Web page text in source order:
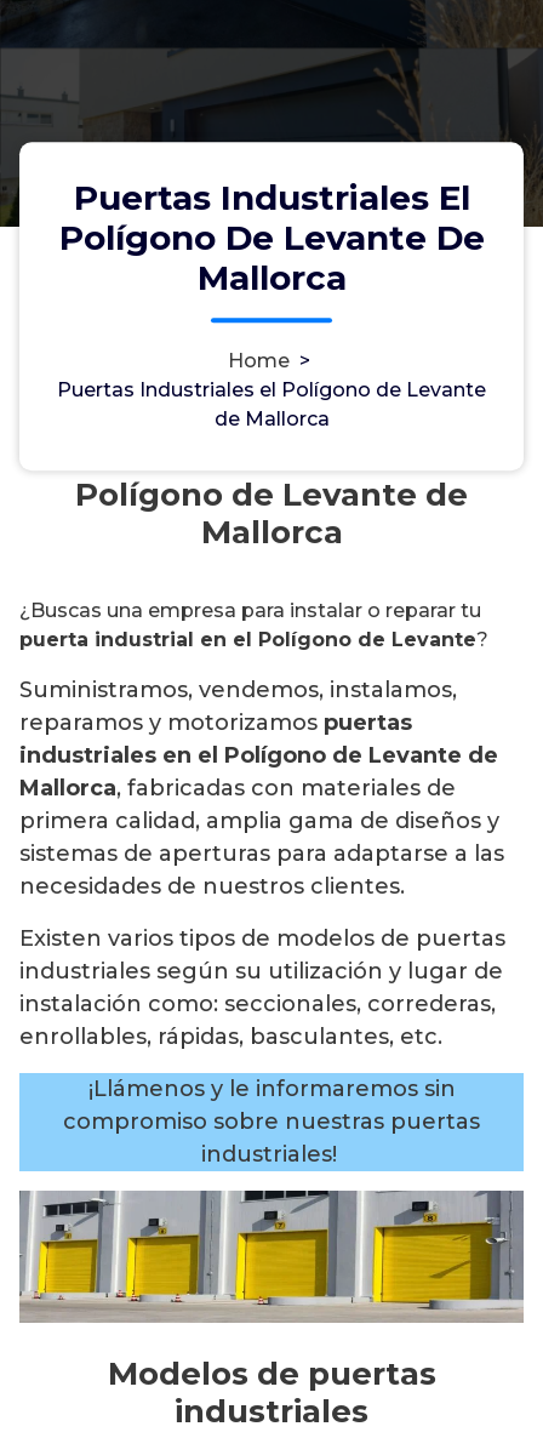
Puertas Industriales El
Polígono De Levante De
Mallorca
Home >
Puertas Industriales el Polígono de Levante
de Mallorca
Polígono de Levante de
Mallorca
¿Buscas una empresa para instalar o reparar tu
puerta industrial en el Polígono de Levante?
Suministramos, vendemos, instalamos,
reparamos y motorizamos puertas
industriales en el Polígono de Levante de
Mallorca, fabricadas con materiales de
primera calidad, amplia gama de diseños y
sistemas de aperturas para adaptarse a las
necesidades de nuestros clientes.
Existen varios tipos de modelos de puertas
industriales según su utilización y lugar de
instalación como: seccionales, correderas,
enrollables, rápidas, basculantes, etc.
¡Llámenos y le informaremos sin
compromiso sobre nuestras puertas
industriales!
Modelos de puertas
industriales